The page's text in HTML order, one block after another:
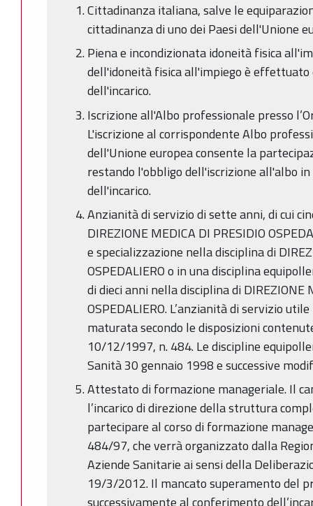
Cittadinanza italiana, salve le
cittadinanza di uno dei Paesi dell'Unione
Piena e incondizionata idoneità fisica
dell'idoneità fisica all'impiego è effettuato
dell'incarico.
Iscrizione all'Albo professionale presso
L'iscrizione al corrispondente Albo
dell'Unione europea consente la
restando l'obbligo dell'iscrizione all'albo
dell'incarico.
Anzianità di servizio di sette anni, di cui
DIREZIONE MEDICA DI PRESIDIO
e specializzazione nella disciplina di
OSPEDALIERO o in una disciplina
di dieci anni nella disciplina di DIREZIONE
OSPEDALIERO. L’anzianità di servizio
maturata secondo le disposizioni
10/12/1997, n. 484. Le discipline
Sanità 30 gennaio 1998 e successive
Attestato di formazione manageriale. Il
l’incarico di direzione della struttura
partecipare al corso di formazione
484/97, che verrà organizzato dalla
Aziende Sanitarie ai sensi della
19/3/2012. Il mancato superamento del
successivamente al conferimento